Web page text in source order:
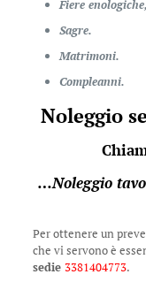
Fiere
Sagre.
Matrimoni.
Compleanni.
Noleggio
…Noleggio
Per ottenere un
che vi servono è
sedie 3381404773.